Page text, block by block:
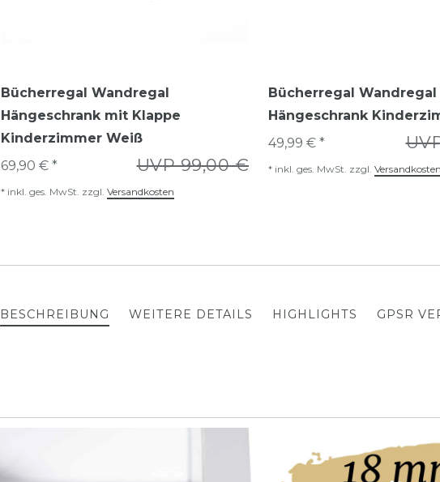
Bücherregal Wandregal
Hängeschrank mit Klappe
Kinderzimmer Weiß
UVP 99,00 €
69,90 € *
* inkl. ges. MwSt. zzgl. Versandkosten
Bücherregal Wandregal
Hängeschrank
49,99 € *
* inkl. ges. MwSt. zzgl. Versandkosten
BESCHREIBUNG WEITERE DETAILS HIGHLIGHTS GPSR